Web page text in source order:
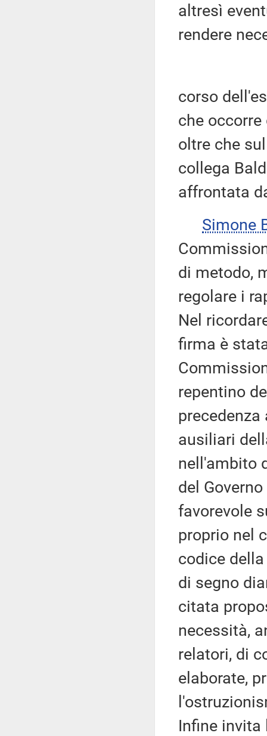
altresì
rendere
corso
che
oltre che
collega
affrontata
Simone
di metodo,
regolare i
Nel
firma è
repentino
ausiliari
nell'ambito
del
favorevole
proprio nel
codice
di segno
citata
necessità,
relatori, di
elaborate,
Infine invita